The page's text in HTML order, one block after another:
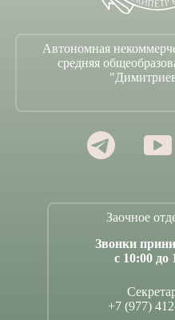
Автономная
средняя
Заочное
Звонки
с 10:00 до
+7 (977)